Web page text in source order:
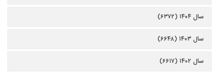
سال ۱۴۰۴ (۶۳۷۲)
سال ۱۴۰۳ (۶۶۴۸)
سال ۱۴۰۲ (۶۶۱۷)